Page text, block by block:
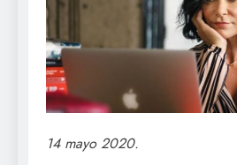
14 mayo 2020.